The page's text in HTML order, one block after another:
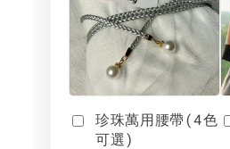
珍珠萬用腰帶(4色
可選)